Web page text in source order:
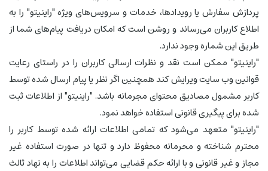
پردازش سفارش یا رویدادها، خدمات و سرویس‌های ویژه "راینیتو" را به
اطلاع کاربران می‌رساند و روشن است که امکان دریافت پیام‌های شما از
طریق این شماره وجود ندارد.
"راینیتو" ممکن است نقد و نظرات ارسالی کاربران را در راستای رعایت
قوانین وب سایت ویرایش کند همچنین اگر نظر یا پیام ارسال شده توسط
کاربر مشمول مصادیق محتوای مجرمانه باشد. "راینیتو" از اطلاعات ثبت
شده برای پیگیری قانونی استفاده خواهد نمود.
"راینیتو" متعهد می‌شود که تمامی اطلاعات ارائه شده توسط کاربر را
محترم شناخته و محرمانه محفوظ دارد و تنها در صورت استفاده غیر
مجاز و غیر قانونی و با ارائه حکم قضایی می‌تواند اطلاعات را به نهاد ثالث